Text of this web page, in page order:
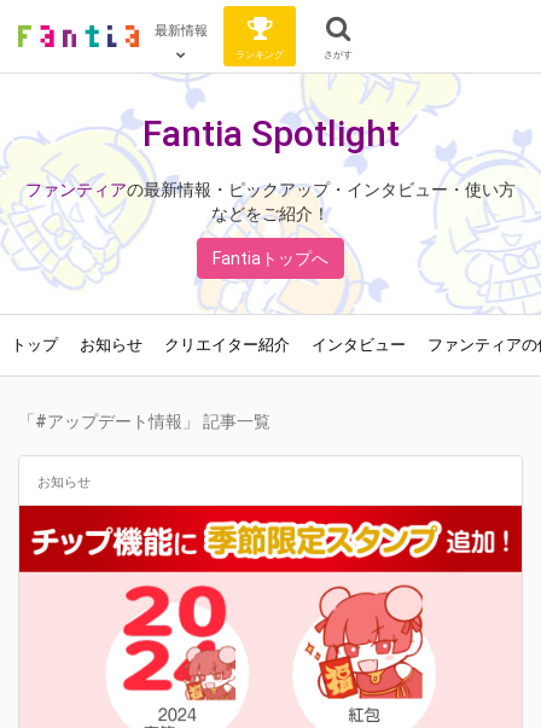
最新情報
ランキング さがす
Fantia Spotlight
ファンティアの最新情報・ピックアップ・インタビュー・使い方
などをご紹介！
Fantiaトップへ
トップ お知らせ クリエイター紹介 インタビュー ファンティア
「#アップデート情報」 記事一覧
お知らせ